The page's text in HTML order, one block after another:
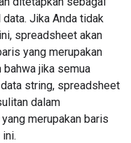
Jika Anda tidak
spreadsheet akan
yang merupakan
bahwa jika semua
string, spreadsheet
dalam
merupakan baris